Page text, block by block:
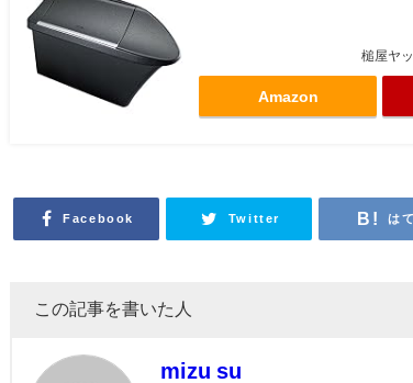
槌屋ヤ
Amazon
Facebook Twitter は
この記事を書いた人
mizu su